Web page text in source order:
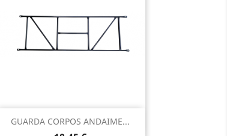
GUARDA CORPOS ANDAIME...
Vista rápida